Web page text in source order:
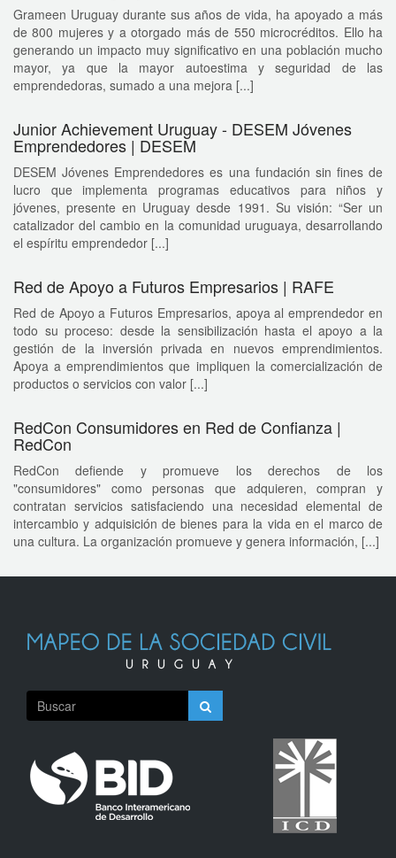
Grameen Uruguay durante sus años de vida, ha apoyado a más
de 800 mujeres y a otorgado más de 550 microcréditos. Ello ha
generando un impacto muy significativo en una población mucho
mayor, ya que la mayor autoestima y seguridad de las
emprendedoras, sumado a una mejora [...]
Junior Achievement Uruguay - DESEM Jóvenes
Emprendedores | DESEM
DESEM Jóvenes Emprendedores es una fundación sin fines de
lucro que implementa programas educativos para niños y
jóvenes, presente en Uruguay desde 1991. Su visión: “Ser un
catalizador del cambio en la comunidad uruguaya, desarrollando
el espíritu emprendedor [...]
Red de Apoyo a Futuros Empresarios | RAFE
Red de Apoyo a Futuros Empresarios, apoya al emprendedor en
todo su proceso: desde la sensibilización hasta el apoyo a la
gestión de la inversión privada en nuevos emprendimientos.
Apoya a emprendimientos que impliquen la comercialización de
productos o servicios con valor [...]
RedCon Consumidores en Red de Confianza |
RedCon
RedCon defiende y promueve los derechos de los
"consumidores" como personas que adquieren, compran y
contratan servicios satisfaciendo una necesidad elemental de
intercambio y adquisición de bienes para la vida en el marco de
una cultura. La organización promueve y genera información, [...]